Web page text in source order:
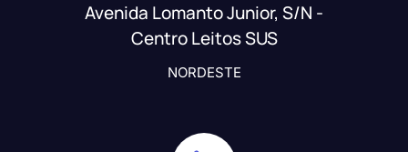
Avenida Lomanto Junior, S/N -
Centro Leitos SUS
NORDESTE